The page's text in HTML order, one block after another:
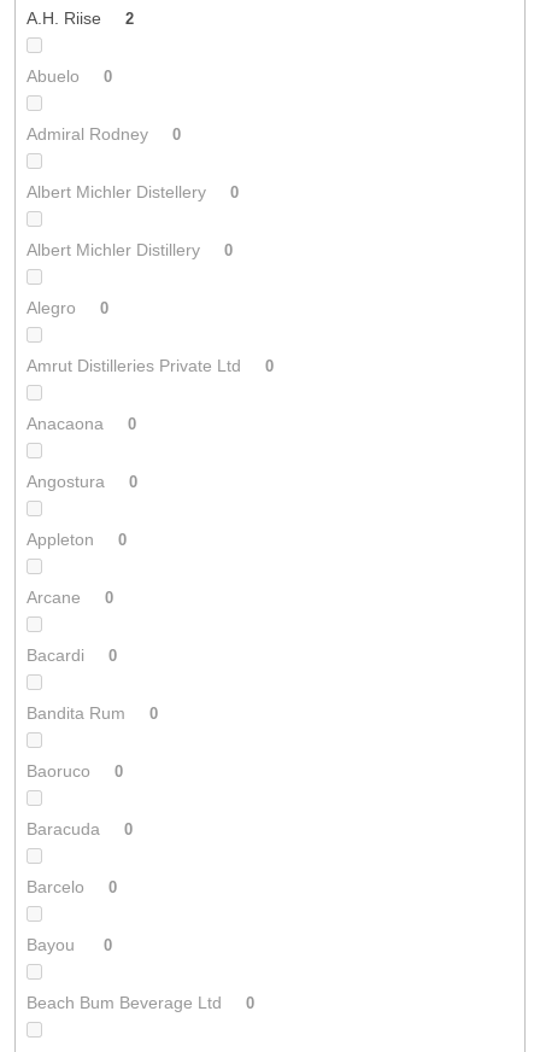
A.H. Riise 2
Abuelo 0
Admiral Rodney 0
Albert Michler Distellery 0
Albert Michler Distillery 0
Alegro 0
Amrut Distilleries Private Ltd 0
Anacaona 0
Angostura 0
Appleton 0
Arcane 0
Bacardi 0
Bandita Rum 0
Baoruco 0
Baracuda 0
Barcelo 0
Bayou 0
Beach Bum Beverage Ltd 0